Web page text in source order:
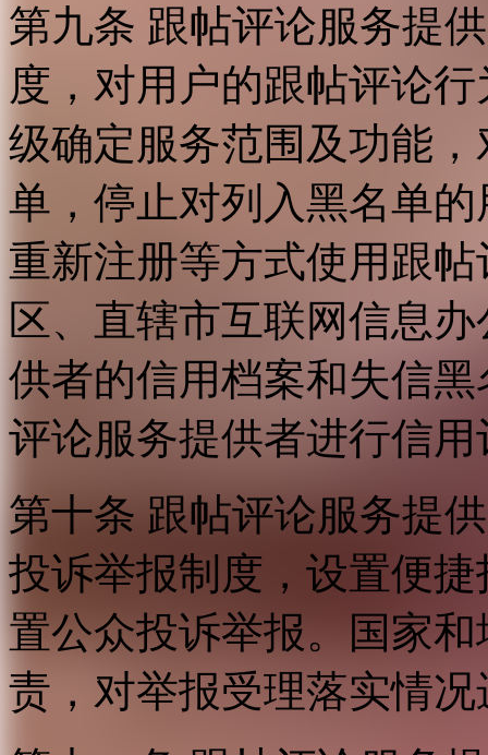
第九条 跟帖评论服务提
度，对用户的跟帖评论
级确定服务范围及功能
单，停止对列入黑名单
重新注册等方式使用跟
区、直辖市互联网信息
供者的信用档案和失信
评论服务提供者进行信用
第十条 跟帖评论服务提
投诉举报制度，设置便
置公众投诉举报。国家
责，对举报受理落实情